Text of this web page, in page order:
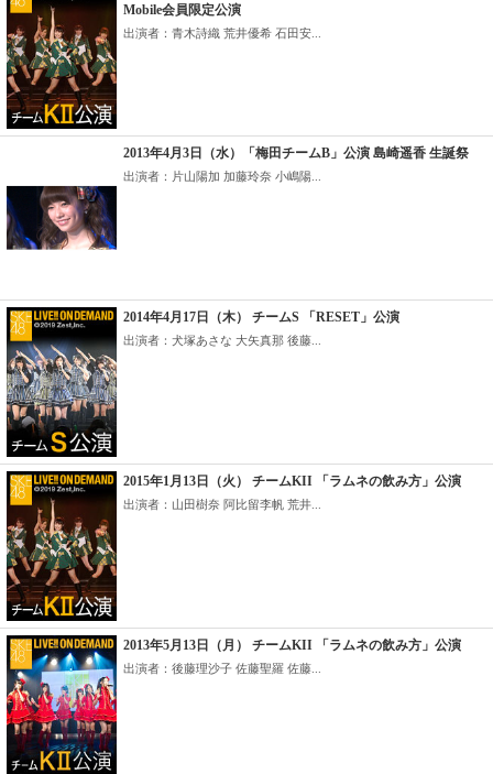
Mobile会員限定公演
出演者：青木詩織 荒井優希 石田安...
2013年4月3日（水）「梅田チームB」公演 島崎遥香 生誕祭
出演者：片山陽加 加藤玲奈 小嶋陽...
2014年4月17日（木） チームS 「RESET」公演
出演者：犬塚あさな 大矢真那 後藤...
2015年1月13日（火） チームKII 「ラムネの飲み方」公演
出演者：山田樹奈 阿比留李帆 荒井...
2013年5月13日（月） チームKII 「ラムネの飲み方」公演
出演者：後藤理沙子 佐藤聖羅 佐藤...